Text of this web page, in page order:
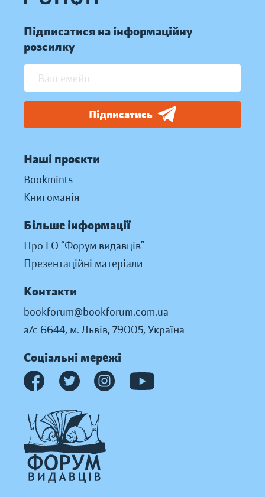
Підписатися на інформаційну
розсилку
Підписатись
Наші проєкти
Bookmints
Книгоманія
Більше інформації
Про ГО “Форум видавців”
Презентаційні матеріали
Контакти
bookforum@bookforum.com.ua
а/с 6644, м. Львів, 79005, Україна
Соціальні мережі